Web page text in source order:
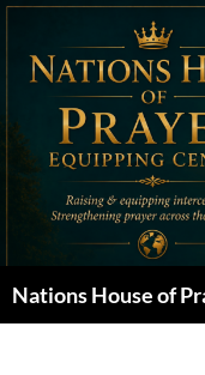
Skip
content
Nations House of